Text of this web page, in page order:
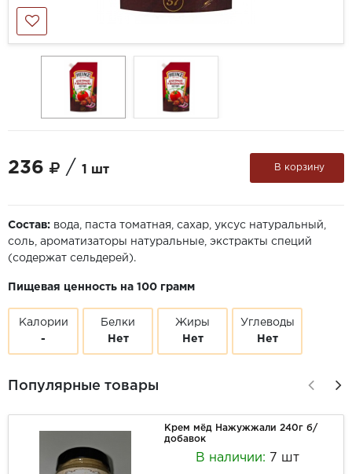
236 / 1 шт В корзину
Состав: вода, паста томатная, сахар, уксус натуральный,
соль, ароматизаторы натуральные, экстракты специй
(содержат сельдерей).
Пищевая ценность на 100 грамм
Калории
-
Белки
Нет
Жиры
Нет
Углеводы
Нет
Популярные товары
Крем мёд Нажужжали 240г б/
добавок
В наличии: 7 шт